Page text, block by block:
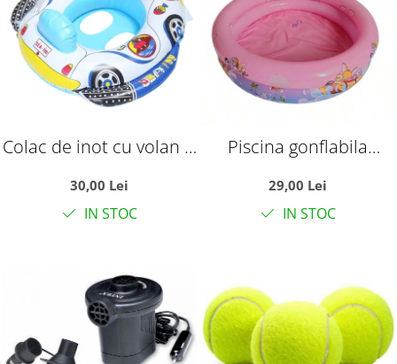
Colac de inot cu volan si
model cu barcuta, 2-5
ani
30,00 Lei
IN STOC
Piscina gonflabila
mici, 70x70x22 cm,
pana la 3 ani, Roz
29,00 Lei
IN STOC